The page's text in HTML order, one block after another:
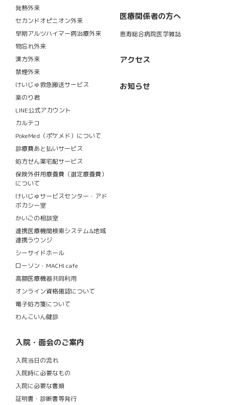
発熱外来
セカンドオピニオン外来
早期アルツハイマー病治療外来
物忘れ外来
漢方外来
禁煙外来
けいじゅ救急搬送サービス
楽のり君
LINE公式アカウント
カルテコ
PokeMed（ポケメド）について
診療費あと払いサービス
処方せん薬宅配サービス
保険外併用療養費（選定療養費）
について
けいじゅサービスセンター・アド
ボカシー室
かいごの相談室
連携医療機関検索システム&地域
連携ラウンジ
シーサイドホール
ローソン・MACHI cafe
高額医療機器共同利用
オンライン資格確認について
電子処方箋について
わんこいん健診
入院・面会のご案内
入院当日の流れ
入院時に必要なもの
入院に必要な書類
証明書・診断書等発行
医療関係者の方へ
恵寿総合病院医学雑誌
アクセス
お知らせ